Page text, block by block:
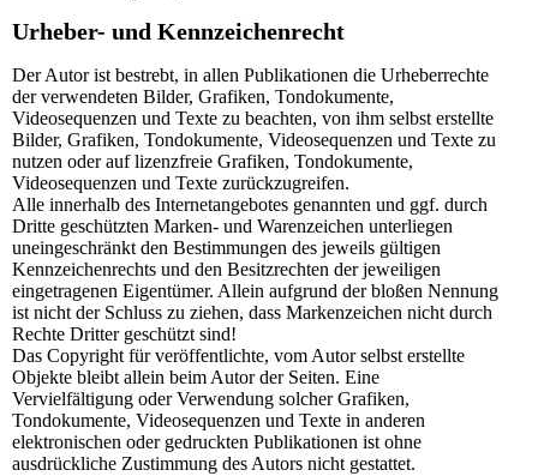
Urheber- und Kennzeichenrecht
Der Autor ist bestrebt, in allen Publikationen die Urheberrechte
der verwendeten Bilder, Grafiken, Tondokumente,
Videosequenzen und Texte zu beachten, von ihm selbst erstellte
Bilder, Grafiken, Tondokumente, Videosequenzen und Texte zu
nutzen oder auf lizenzfreie Grafiken, Tondokumente,
Videosequenzen und Texte zurückzugreifen.
Alle innerhalb des Internetangebotes genannten und ggf. durch
Dritte geschützten Marken- und Warenzeichen unterliegen
uneingeschränkt den Bestimmungen des jeweils gültigen
Kennzeichenrechts und den Besitzrechten der jeweiligen
eingetragenen Eigentümer. Allein aufgrund der bloßen Nennung
ist nicht der Schluss zu ziehen, dass Markenzeichen nicht durch
Rechte Dritter geschützt sind!
Das Copyright für veröffentlichte, vom Autor selbst erstellte
Objekte bleibt allein beim Autor der Seiten. Eine
Vervielfältigung oder Verwendung solcher Grafiken,
Tondokumente, Videosequenzen und Texte in anderen
elektronischen oder gedruckten Publikationen ist ohne
ausdrückliche Zustimmung des Autors nicht gestattet.